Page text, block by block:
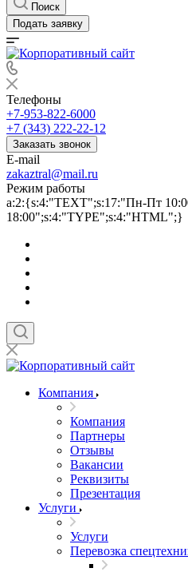
Поиск
Подать заявку
Телефоны
+7-953-822-6000
+7 (343) 222-22-12
Заказать звонок
E-mail
zakaztral@mail.ru
Режим работы
a:2:{s:4:"TEXT";s:17:"Пн-Пт
18:00";s:4:"TYPE";s:4:"HTML";}
Компания
Компания
Партнеры
Отзывы
Вакансии
Реквизиты
Презентация
Услуги
Услуги
Перевозка